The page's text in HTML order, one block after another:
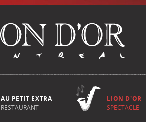
AU PETIT EXTRA
RESTAURANT
LION D'OR
SPECTACLE